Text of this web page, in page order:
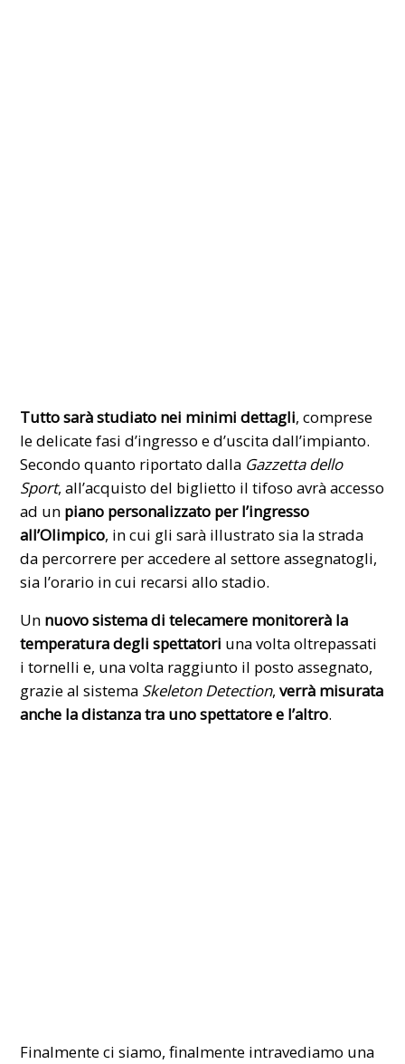
Tutto sarà studiato nei minimi dettagli, comprese
le delicate fasi d’ingresso e d’uscita dall’impianto.
Secondo quanto riportato dalla Gazzetta dello
Sport, all’acquisto del biglietto il tifoso avrà accesso
ad un piano personalizzato per l’ingresso
all’Olimpico, in cui gli sarà illustrato sia la strada
da percorrere per accedere al settore assegnatogli,
sia l’orario in cui recarsi allo stadio.
Un nuovo sistema di telecamere monitorerà la
temperatura degli spettatori una volta oltrepassati
i tornelli e, una volta raggiunto il posto assegnato,
grazie al sistema Skeleton Detection,verrà misurata
anche la distanza tra uno spettatore e l’altro.
Finalmente ci siamo, finalmente intravediamo una